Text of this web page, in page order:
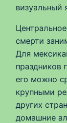
визуальный
смерти
Для
праздников
его можно
крупными
других
домашние